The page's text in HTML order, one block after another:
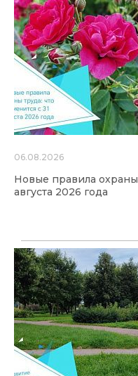
06.08.2026
Новые правила охраны
августа 2026 года